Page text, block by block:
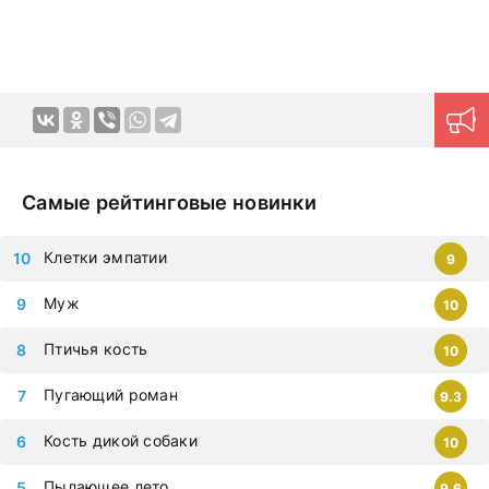
Самые рейтинговые новинки
Кость дикой собаки 10
Пугающий роман 9.3
Птичья кость 10
Муж 10
Клетки эмпатии 9